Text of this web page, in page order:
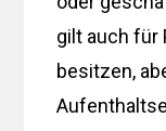
gilt auch für
besitzen,